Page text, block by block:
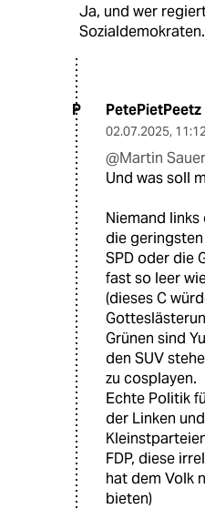
Ja, und wer
Sozialdemokraten.
P PetePietPeetz
02.07.2025,
@Martin
Und was soll
Niemand
die
SPD oder die
fast so leer
(dieses C
Grünen sind
den SUV
zu cosplayen.
Echte Politik
der Linken
FDP, diese
hat dem Volk
bieten)